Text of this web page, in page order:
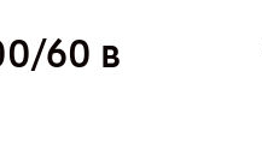
60 в